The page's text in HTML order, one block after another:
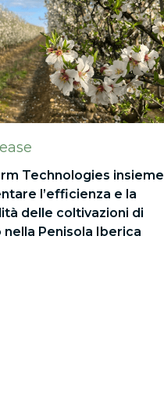
Technologies insieme
l’efficienza e la
delle coltivazioni di
nella Penisola Iberica